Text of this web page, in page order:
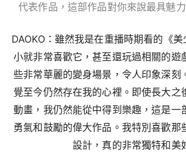
代表作品，這部作品對你來說最具魅
DAOKO：雖然我是在重播時期看的《
小就非常喜歡它，甚至還玩過相關的遊
些非常華麗的變身場景，令人印象深刻
覺至今仍然存在我的心裡。即使長大之
動畫，我仍然能從中得到樂趣，這是一
勇氣和鼓勵的偉大作品。我特別喜歡那
設計，真的非常獨特和美